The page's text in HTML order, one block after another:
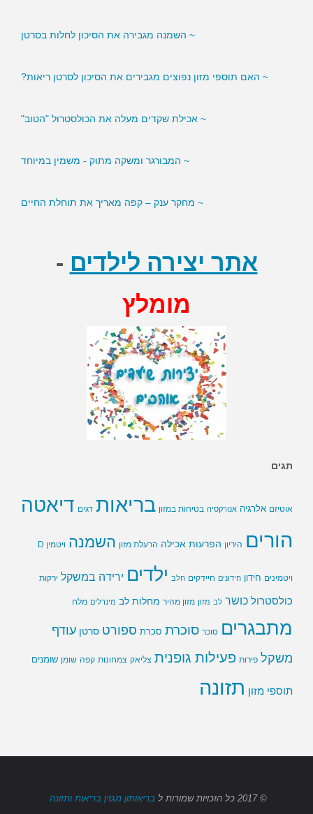
~ השמנה מגבירה את הסיכון לחלות בסרטן
~ האם תוספי מזון נפוצים מגבירים את הסיכון לסרטן ריאות?
~ אכילת שקדים מעלה את הכולסטרול "הטוב"
~ המבורגר ומשקה מתוק - משמין במיוחד
~ מחקר ענק – קפה מאריך את תוחלת החיים
אתר יצירה לילדים -
מומלץ
תגים
אוטיזם אלרגיה אנורקסיה בטיחות במזון בריאות דגים דיאטה
הורים היריון הפרעות אכילה הרעלת מזון השמנה ויטמין D
ויטמינים חידון חידונים חיידקים חלב ילדים ירידה במשקל ירקות
כולסטרול כושר לב מזון מזון מהיר מחלות לב מינרלים מלח
מתבגרים סוכר סוכרת סכרת ספורט סרטן עודף
משקל פירות פעילות גופנית צליאק צמחונות קפה שומן שומנים
תוספי מזון תזונה
© 2017 כל הזכויות שמורות ל בריאותון מגזין בריאות ותזונה.